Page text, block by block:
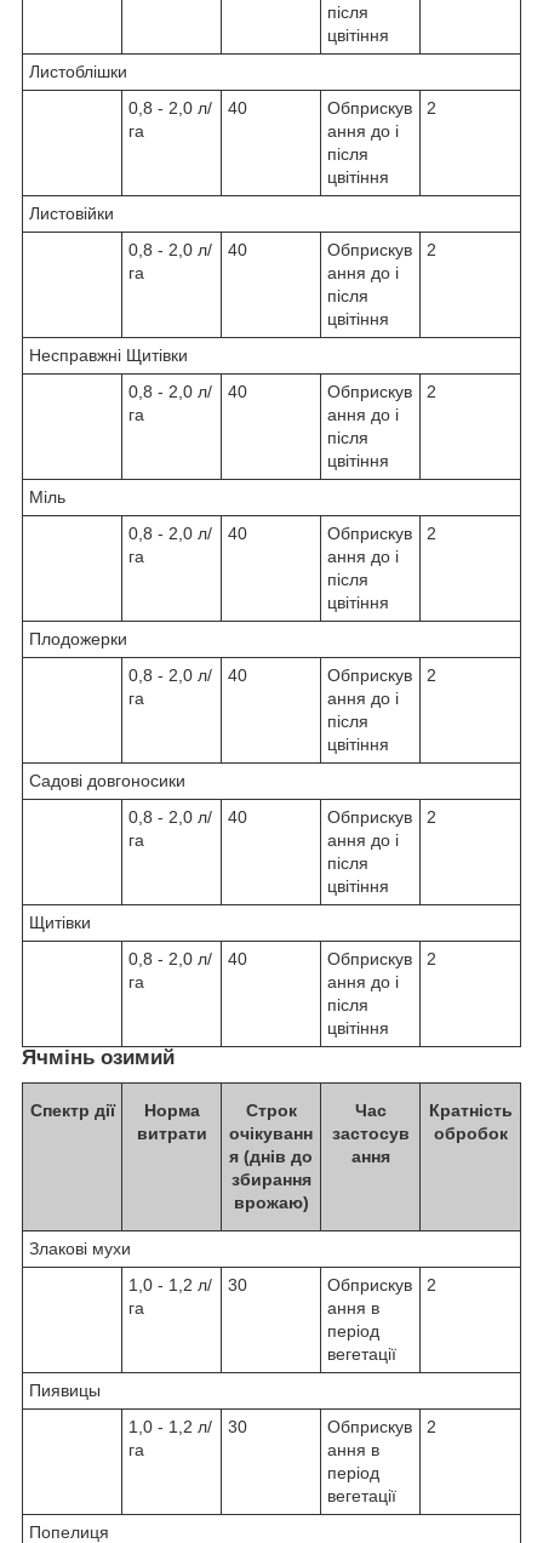
після
цвітіння
Листоблішки
0,8 - 2,0 л/
га
40
Обприскув
ання до і
після
цвітіння
2
Листовійки
0,8 - 2,0 л/
га
40
Обприскув
ання до і
після
цвітіння
2
Несправжні Щитівки
0,8 - 2,0 л/
га
40
Обприскув
ання до і
після
цвітіння
2
Міль
0,8 - 2,0 л/
га
40
Обприскув
ання до і
після
цвітіння
2
Плодожерки
0,8 - 2,0 л/
га
40
Обприскув
ання до і
після
цвітіння
2
Садові довгоносики
0,8 - 2,0 л/
га
40
Обприскув
ання до і
після
цвітіння
2
Щитівки
0,8 - 2,0 л/
га
40
Обприскув
ання до і
після
цвітіння
2
Ячмінь озимий
Спектр дії
Норма
витрати
Строк
очікуванн
я (днів до
збирання
врожаю)
Час
застосув
ання
Кратність
обробок
Злакові мухи
1,0 - 1,2 л/
га
30
Обприскув
ання в
період
вегетації
2
Пиявицы
1,0 - 1,2 л/
га
30
Обприскув
ання в
період
вегетації
2
Попелиця